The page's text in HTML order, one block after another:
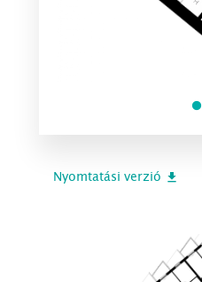
Nyomtatási verzió file_download